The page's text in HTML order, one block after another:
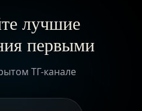
лучшие
первыми
ТГ-канале